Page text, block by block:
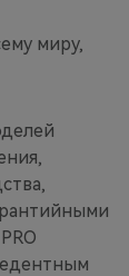
миру,